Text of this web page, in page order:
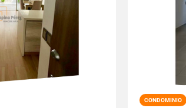
CONDOMINIO